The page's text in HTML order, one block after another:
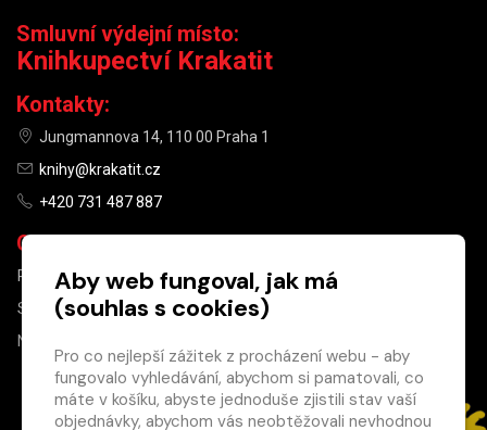
×
Smluvní výdejní místo:
Knihkupectví Krakatit
Kontakty:
Jungmannova 14, 110 00 Praha 1
knihy@krakatit.cz
+420 731 487 887
Otevírací doba:
PO–PÁ 9:30–18:30
SO
10:00–13:00
NE
Aby web fungoval, jak má
(souhlas s cookies)
Pro co nejlepší zážitek z procházení webu - aby
fungovalo vyhledávání, abychom si pamatovali, co
máte v košíku, abyste jednoduše zjistili stav vaší
objednávky, abychom vás neobtěžovali nevhodnou